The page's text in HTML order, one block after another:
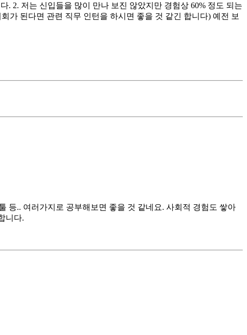
. 2. 저는 신입들을 많이 만나 보진 않았지만 경험상 60% 정도 되는
가 된다면 관련 직무 인턴을 하시면 좋을 것 같긴 합니다) 예전 보
등.. 여러가지로 공부해보면 좋을 것 같네요. 사회적 경험도 쌓아
니다.